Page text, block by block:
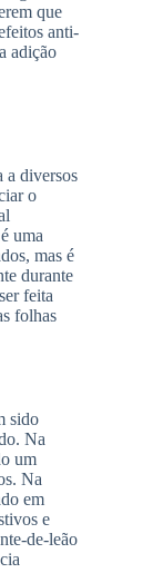
que
anti-
adição
a diversos
o
uma
mas é
durante
feita
folhas
sido
Na
um
Na
em
e
de-leão